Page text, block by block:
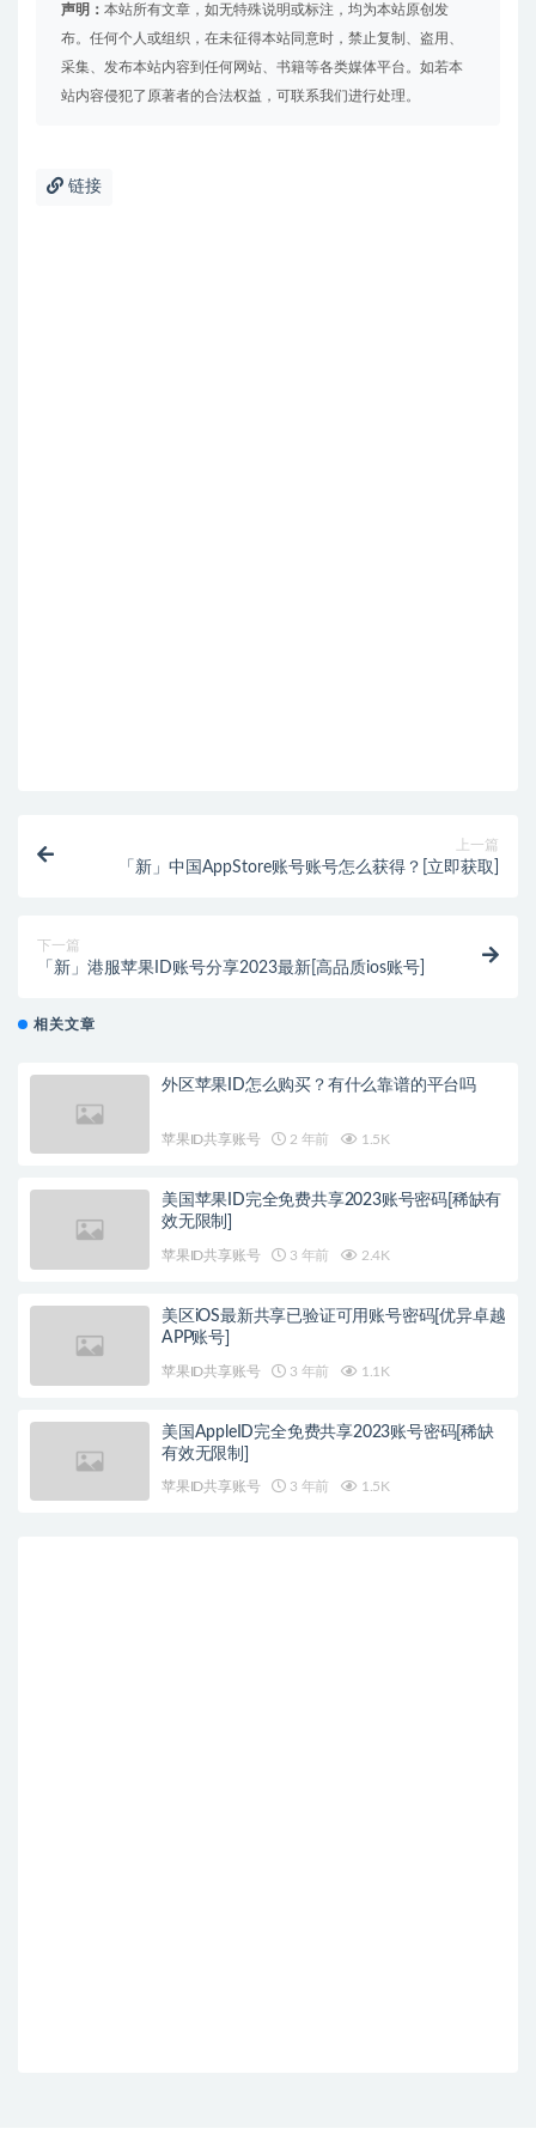
声明： 本站所有文章，如无特殊说明或标注，均为本站原创发
布。任何个人或组织，在未征得本站同意时，禁止复制、盗用、
采集、发布本站内容到任何网站、书籍等各类媒体平台。如若本
站内容侵犯了原著者的合法权益，可联系我们进行处理。
链接
上一篇
「新」中国AppStore账号账号怎么获得？[立即获取]
下一篇
「新」港服苹果ID账号分享2023最新[高品质ios账号]
相关文章
外区苹果ID怎么购买？有什么靠谱的平台吗
苹果ID共享账号 2 年前 1.5K
美国苹果ID完全免费共享2023账号密码[稀缺有
效无限制]
苹果ID共享账号 3 年前 2.4K
美区iOS最新共享已验证可用账号密码[优异卓越
APP账号]
苹果ID共享账号 3 年前 1.1K
美国AppleID完全免费共享2023账号密码[稀缺
有效无限制]
苹果ID共享账号 3 年前 1.5K